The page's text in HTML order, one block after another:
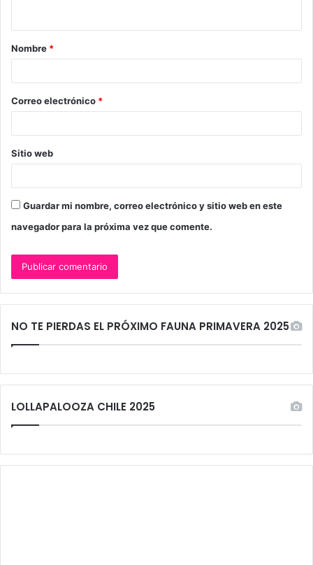
a
r
*
Nombre *
Correo electrónico *
Sitio web
Guardar mi nombre, correo electrónico y sitio web en este
navegador para la próxima vez que comente.
NO TE PIERDAS EL PRÓXIMO FAUNA PRIMAVERA 2025
LOLLAPALOOZA CHILE 2025